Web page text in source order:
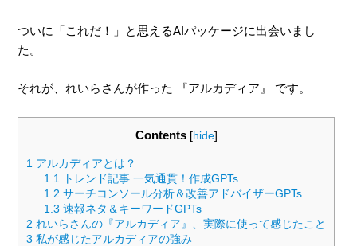
ついに「これだ！」と思えるAIパッケージに出会いまし
た。
それが、れいらさんが作った 『アルカディア』 です。
Contents [hide]
1 アルカディアとは？
1.1
トレンド記事 一気通貫！作成GPTs
1.2 サーチコンソール分析＆改善アドバイザーGPTs
1.3 速報ネタ＆キーワードGPTs
2 れいらさんの『アルカディア』、実際に使って感じたこと
3 私が感じたアルカディアの強み